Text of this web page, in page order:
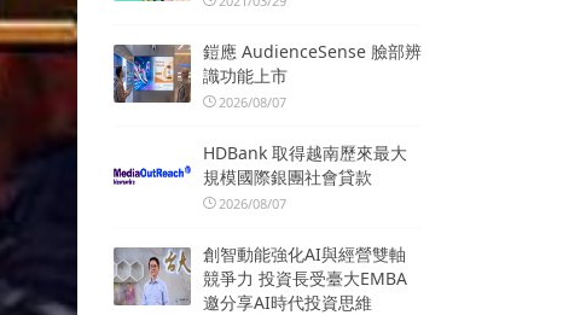
鎧應 AudienceSense 臉部辨
識功能上市
2026/08/07
HDBank 取得越南歷來最大
規模國際銀團社會貸款
2026/08/07
創智動能強化AI與經營雙軸
競爭力 投資長受臺大EMBA
邀分享AI時代投資思維